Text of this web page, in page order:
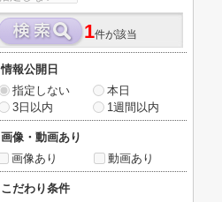
1件が該当
情報公開日
指定しない
本日
3日以内
1週間以内
画像・動画あり
画像あり
動画あり
こだわり条件